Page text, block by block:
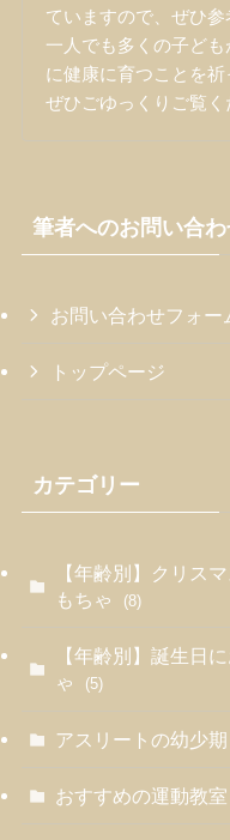
ていますので、ぜひ参
一人でも多くの子ど
に健康に育つことを祈
ぜひごゆっくりご覧く
筆者へのお問い合
お問い合わせフォー
トップページ
カテゴリー
【年齢別】クリス
もちゃ
(8)
【年齢別】誕生日
ゃ
(5)
アスリートの幼少期
おすすめの運動教